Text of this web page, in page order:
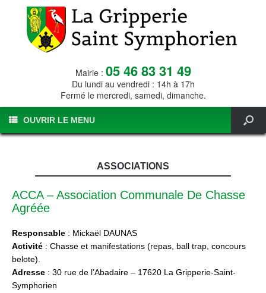
Mairie : 05 46 83 31 49
Du lundi au vendredi : 14h à 17h
Fermé le mercredi, samedi, dimanche.
OUVRIR LE MENU
ASSOCIATIONS
ACCA – Association Communale De Chasse
Agréée
Responsable : Mickaël DAUNAS
Activité : Chasse et manifestations (repas, ball trap, concours
belote).
Adresse : 30 rue de l’Abadaire – 17620 La Gripperie-Saint-
Symphorien